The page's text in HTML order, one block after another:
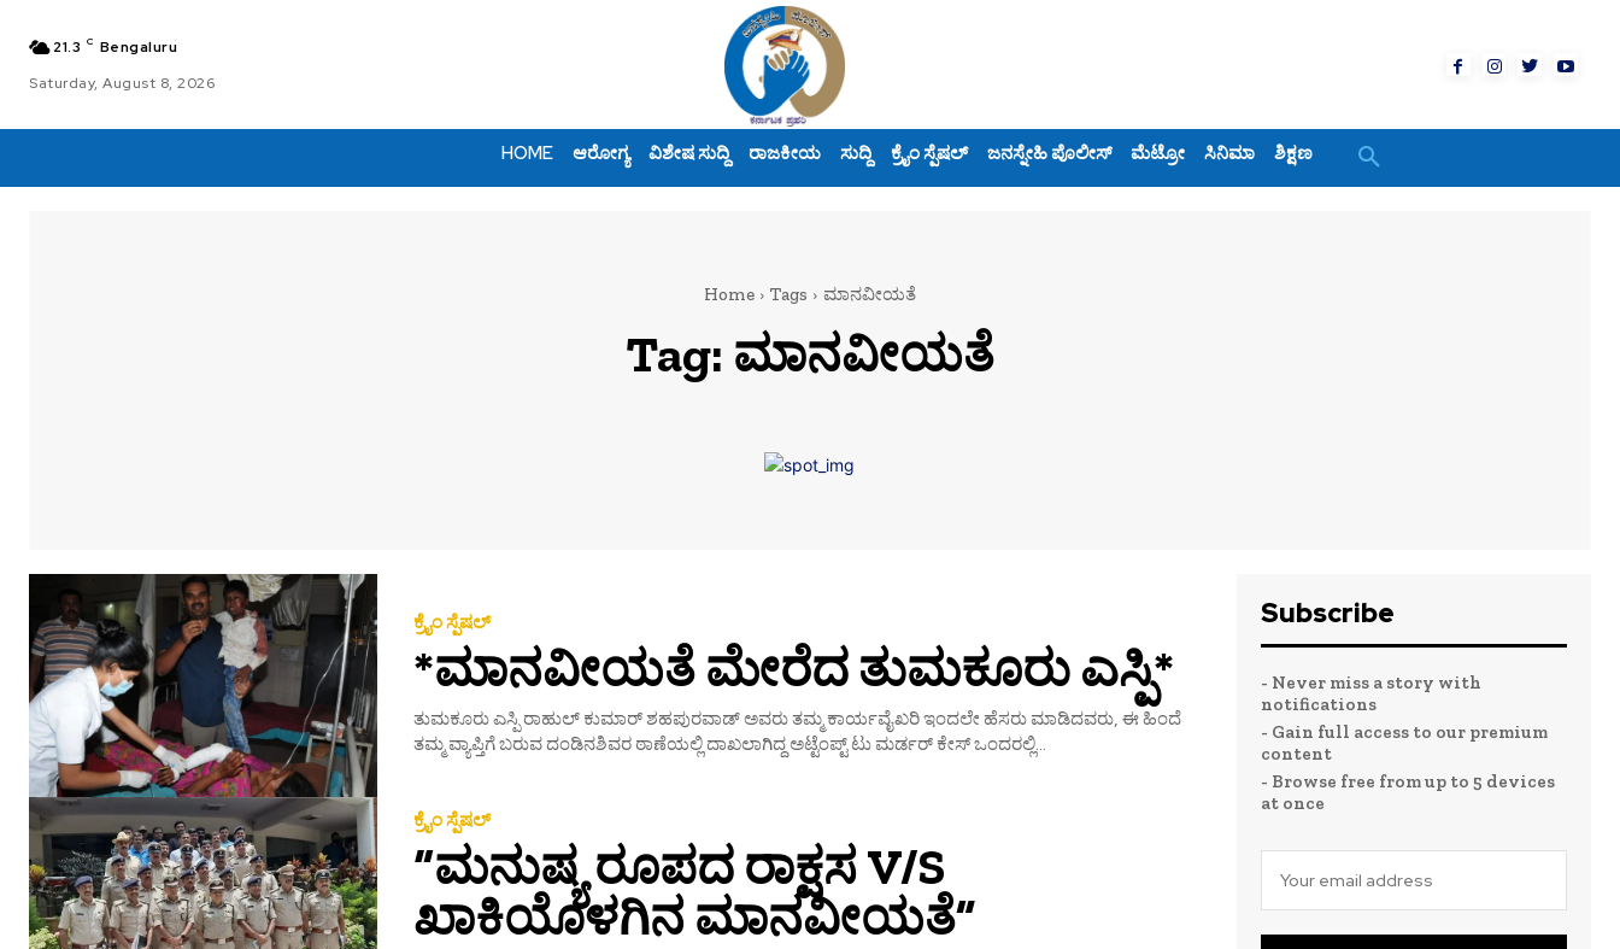
21.3 C Bengaluru
Saturday, August 8, 2026
HOME ಆರೋಗ್ಯ ವಿಶೇಷ ಸುದ್ದಿ ರಾಜಕೀಯ ಸುದ್ದಿ ಕ್ರೈಂ ಸ್ಪೆಷಲ್ ಜನಸ್ನೇಹಿ ಪೊಲೀಸ್ ಮೆಟ್ರೋ ಸಿನಿಮಾ ಶಿಕ್ಷಣ
Home Tags ಮಾನವೀಯತೆ
Tag: ಮಾನವೀಯತೆ
ಕ್ರೈಂ ಸ್ಪೆಷಲ್
*ಮಾನವೀಯತೆ ಮೇರೆದ ತುಮಕೂರು ಎಸ್ಪಿ*
ತುಮಕೂರು ಎಸ್ಪಿ ರಾಹುಲ್ ಕುಮಾರ್ ಶಹಪುರವಾಡ್ ಅವರು ತಮ್ಮ ಕಾರ್ಯವೈಖರಿ ಇಂದಲೇ ಹೆಸರು ಮಾಡಿದವರು, ಈ ಹಿಂದೆ
ತಮ್ಮ ವ್ಯಾಪ್ತಿಗೆ ಬರುವ ದಂಡಿನಶಿವರ ಠಾಣೆಯಲ್ಲಿ ದಾಖಲಾಗಿದ್ದ ಅಟ್ಟೆಂಪ್ಟ್ ಟು ಮರ್ಡರ್ ಕೇಸ್ ಒಂದರಲ್ಲಿ...
ಕ್ರೈಂ ಸ್ಪೆಷಲ್
“ಮನುಷ್ಯ ರೂಪದ ರಾಕ್ಷಸ V/S
ಖಾಕಿಯೊಳಗಿನ ಮಾನವೀಯತೆ”
Subscribe
- Never miss a story with
notifications
- Gain full access to our premium
content
- Browse free from up to 5 devices
at once